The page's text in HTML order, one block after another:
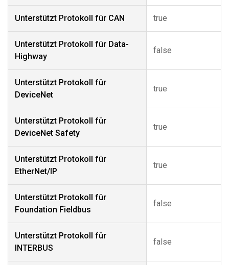
Unterstützt Protokoll für CAN true
Unterstützt Protokoll für Data-
Highway
false
Unterstützt Protokoll für
DeviceNet
true
Unterstützt Protokoll für
DeviceNet Safety
true
Unterstützt Protokoll für
EtherNet/IP
true
Unterstützt Protokoll für
Foundation Fieldbus
false
Unterstützt Protokoll für
INTERBUS
false